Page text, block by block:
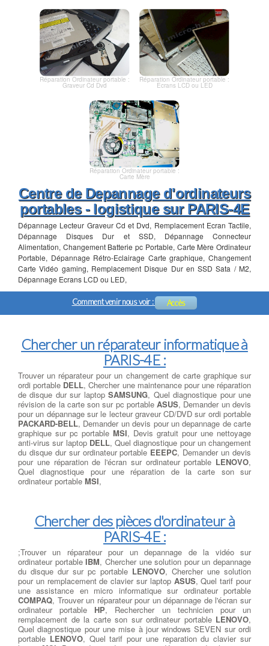
Réparation Ordinateur portable :
Graveur Cd Dvd
Réparation Ordinateur portable :
Ecrans LCD ou LED
Réparation Ordinateur portable :
Carte Mère
Centre de Depannage d'ordinateurs
portables - logistique sur PARIS-4E
Dépannage Lecteur Graveur Cd et Dvd, Remplacement Ecran Tactile,
Dépannage Disques Dur et SSD, Dépannage Connecteur
Alimentation, Changement Batterie pc Portable, Carte Mère Ordinateur
Portable, Dépannage Rétro-Eclairage Carte graphique, Changement
Carte Vidéo gaming, Remplacement Disque Dur en SSD Sata / M2,
Dépannage Ecrans LCD ou LED,
Comment venir nous voir : Accès
Chercher un réparateur informatique à
PARIS-4E :
Trouver un réparateur pour un changement de carte graphique sur
ordi portable DELL, Chercher une maintenance pour une réparation
de disque dur sur laptopSAMSUNG, Quel diagnostique pour une
révision de la carte son sur pc portableASUS, Demander un devis
pour un dépannage sur le lecteur graveur CD/DVD sur ordi portable
PACKARD-BELL, Demander un devis pour un depannage de carte
graphique sur pc portable MSI, Devis gratuit pour une nettoyage
anti-virus sur laptop DELL, Quel diagnostique pour un changement
du disque dur sur ordinateur portable EEEPC, Demander un devis
pour une réparation de l'écran sur ordinateur portable LENOVO,
Quel diagnostique pour une réparation de la carte son sur
ordinateur portable MSI,
Chercher des pièces d'ordinateur à
PARIS-4E :
;Trouver un réparateur pour un depannage de la vidéo sur
ordinateur portableIBM, Chercher une solution pour un depannage
du disque dur sur pc portable LENOVO, Chercher une solution
pour un remplacement de clavier sur laptop ASUS, Quel tarif pour
une assistance en micro informatique sur ordinateur portable
COMPAQ, Trouver un réparateur pour un dépannage de l'écran sur
ordinateur portable HP, Rechercher un technicien pour un
remplacement de la carte son sur ordinateur portable LENOVO,
Quel diagnostique pour une mise à jour windows SEVEN sur ordi
portable LENOVO, Quel tarif pour une reparation du clavier sur